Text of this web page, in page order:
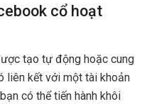
cổ hoạt
tạo tự động hoặc cung
liên kết với một tài khoản
có thể tiến hành khôi